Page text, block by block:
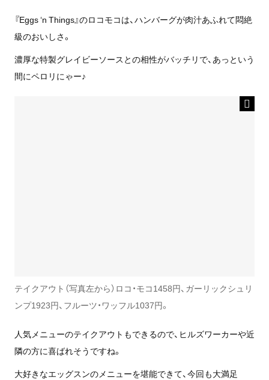
『Eggs ‘n Things』のロコモコは、ハンバーグが肉汁あふれて悶絶
級のおいしさ。
濃厚な特製グレイビーソースとの相性がバッチリで、あっという
間にペロリにゃー♪
テイクアウト（写真左から）ロコ・モコ1458円、ガーリックシュリ
ンプ1923円、フルーツ・ワッフル1037円。
人気メニューのテイクアウトもできるので、ヒルズワーカーや近
隣の方に喜ばれそうですね。
大好きなエッグスンのメニューを堪能できて、今回も大満足